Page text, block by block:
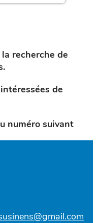
recherche de
de
numéro suivant